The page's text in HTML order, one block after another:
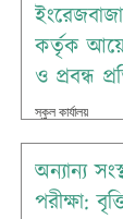
কর্তৃক
ও প্রবন্ধ
স্কুল কার্যালয়
অন্যান্য
পরীক্ষা: